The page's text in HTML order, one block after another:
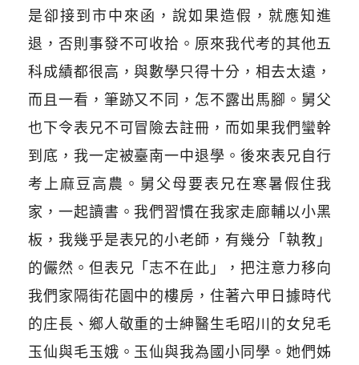
是卻接到市中來函，說如果造假，就應知進
退，否則事發不可收拾。原來我代考的其他五
科成績都很高，與數學只得十分，相去太遠，
而且一看，筆跡又不同，怎不露出馬腳。舅父
也下令表兄不可冒險去註冊，而如果我們蠻幹
到底，我一定被臺南一中退學。後來表兄自行
考上麻豆高農。舅父母要表兄在寒暑假住我
家，一起讀書。我們習慣在我家走廊輔以小黑
板，我幾乎是表兄的小老師，有幾分「執教」
的儼然。但表兄「志不在此」，把注意力移向
我們家隔街花園中的樓房，住著六甲日據時代
的庄長、鄉人敬重的士紳醫生毛昭川的女兒毛
玉仙與毛玉娥。玉仙與我為國小同學。她們姊